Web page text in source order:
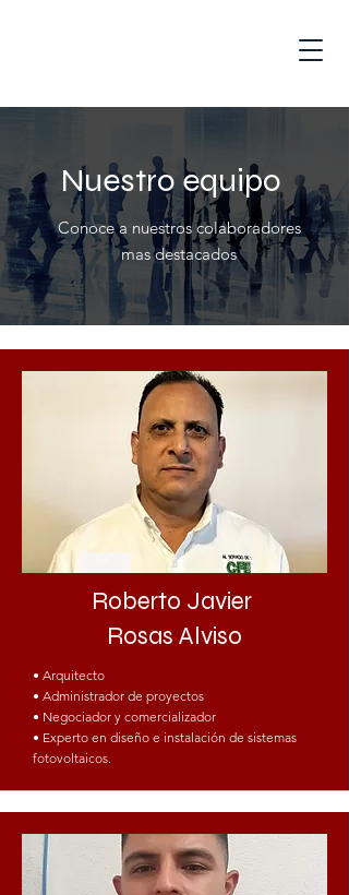
Nuestro equipo
Conoce a nuestros colaboradores
mas destacados
Roberto Javier
Rosas Alviso
• Arquitecto
• Administrador de proyectos
• Negociador y comercializador
• Experto en diseño e instalación de sistemas
fotovoltaicos.